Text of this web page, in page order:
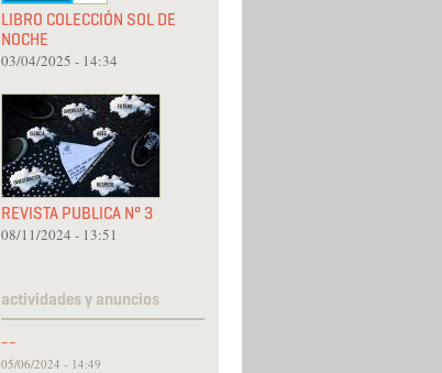
LIBRO COLECCIÓN SOL DE
NOCHE
03/04/2025 - 14:34
REVISTA PUBLICA N° 3
08/11/2024 - 13:51
actividades y anuncios
--
05/06/2024 - 14:49